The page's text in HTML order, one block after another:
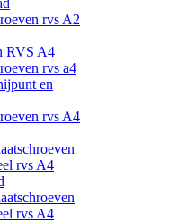
rvs A2
RVS A4
rvs a4
en
rvs A4
rvs A4
rvs A4